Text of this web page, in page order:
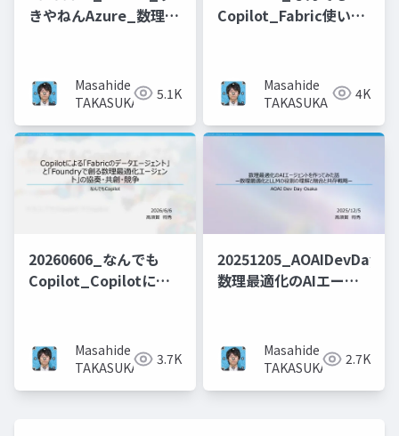
きやねんAzure_数理最
理最適化をより身近な
ものにするために_ー万
博訪問ルート最適化サ
ービスを作ってみたー
Masahide
TAKASUKA
5.1K
Copilot_Fabric使いの
せ 〜Copilotから呼
ぶ・Agent 365で管
理・Fabricと使い分け
る〜
Masahide
TAKASUKA
4K
20260606_なんでも
Copilot_Copilotによ
「Foundryで創る数理
最適化エージェント」
の協奏・共創・競争
Masahide
TAKASUKA
3.7K
数理最適化のAIエージ
役割の理解と共存戦略
ー
Masahide
TAKASUKA
2.7K